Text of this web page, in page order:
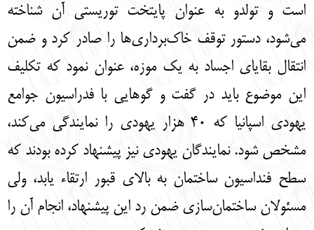
است و تولدو به عنوان پایتخت توریستی آن شناخته
می‌شود، دستور توقف خاک‌برداری‌ها را صادر کرد و ضمن
انتقال بقایای اجساد به یک موزه، عنوان نمود که تکلیف
این موضوع باید در گفت و گوهایی با فدراسیون جوامع
یهودی اسپانیا که 40 هزار یهودی را نمایندگی می‌کند،
مشخص شود. نمایندگان یهودی نیز پیشنهاد کرده بودند که
سطح فنداسیون ساختمان به بالای قبور ارتقاء یابد، ولی
مسئولان ساختمان‌سازی ضمن رد این پیشنهاد، انجام آن را